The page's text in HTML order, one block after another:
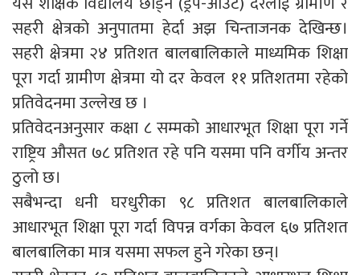
सहरी क्षेत्रको अनुपातमा हेर्दा अझ चिन्ताजनक देखिन्छ।
सहरी क्षेत्रमा २४ प्रतिशत बालबालिकाले माध्यमिक शिक्षा
पूरा गर्दा ग्रामीण क्षेत्रमा यो दर केवल ११ प्रतिशतमा रहेको
प्रतिवेदनमा उल्लेख छ ।
प्रतिवेदनअनुसार कक्षा ८ सम्मको आधारभूत शिक्षा पूरा गर्ने
राष्ट्रिय औसत ७८ प्रतिशत रहे पनि यसमा पनि वर्गीय अन्तर
ठुलो छ।
सबैभन्दा धनी घरधुरीका ९८ प्रतिशत बालबालिकाले
आधारभूत शिक्षा पूरा गर्दा विपन्न वर्गका केवल ६७ प्रतिशत
बालबालिका मात्र यसमा सफल हुने गरेका छन्।